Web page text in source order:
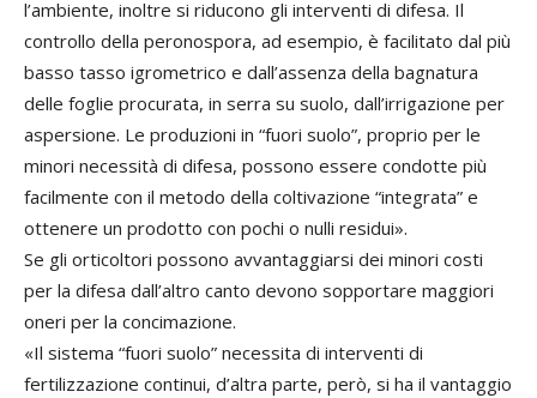
l’ambiente, inoltre si riducono gli interventi di difesa. Il
controllo della peronospora, ad esempio, è facilitato dal più
basso tasso igrometrico e dall’assenza della bagnatura
delle foglie procurata, in serra su suolo, dall’irrigazione per
aspersione. Le produzioni in “fuori suolo”, proprio per le
minori necessità di difesa, possono essere condotte più
facilmente con il metodo della coltivazione “integrata” e
ottenere un prodotto con pochi o nulli residui».
Se gli orticoltori possono avvantaggiarsi dei minori costi
per la difesa dall’altro canto devono sopportare maggiori
oneri per la concimazione.
«Il sistema “fuori suolo” necessita di interventi di
fertilizzazione continui, d’altra parte, però, si ha il vantaggio